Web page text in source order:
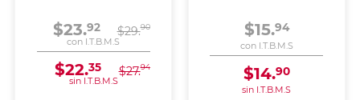
$23.92 $29.90
con I.T.B.M.S
$22.35 $27.94
sin I.T.B.M.S
resistente con cierre seguro.
$15.94
con I.T.B.M.S
$14.90
sin I.T.B.M.S